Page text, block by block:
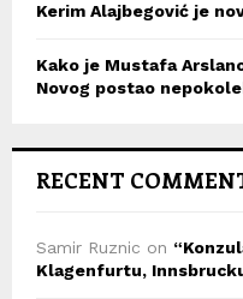
Kerim Alajbegović je
Kako je Mustafa
Novog postao
RECENT
Samir Ruznic on
Klagenfurtu,